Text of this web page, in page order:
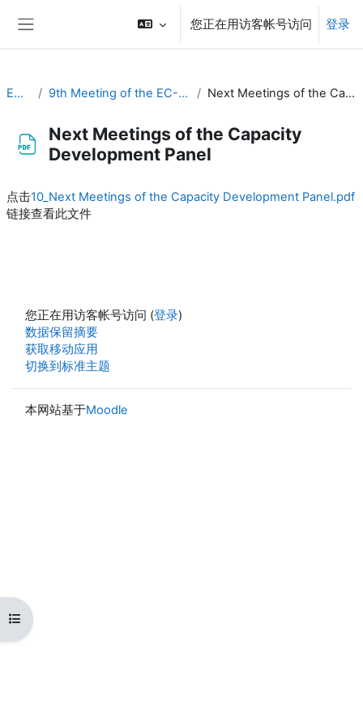
您正在用访客帐号访问 登录
打开课程索引
EC-CDP 9th Meeting of the EC-CDP (22 & 23 April 2024) Next Meetings of the Capacity Development Panel
Next Meetings of the Capacity
Development Panel
点击10_Next Meetings of the Capacity Development Panel.pdf
链接查看此文件
您正在用访客帐号访问 (登录)
‎数据保留摘要‎
获取移动应用
切换到标准主题
本网站基于Moodle